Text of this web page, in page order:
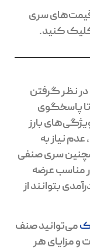
قیمت‌های سری
کنید.
نظر گرفتن
پاسخگوی
بارز
نیاز به
سری صنفی
مناسب عرضه
بتوانند از
می‌توانید صنف
و مزایای هر